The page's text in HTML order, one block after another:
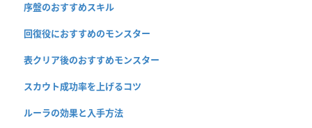
序盤のおすすめスキル
回復役におすすめのモンスター
表クリア後のおすすめモンスター
スカウト成功率を上げるコツ
ルーラの効果と入手方法